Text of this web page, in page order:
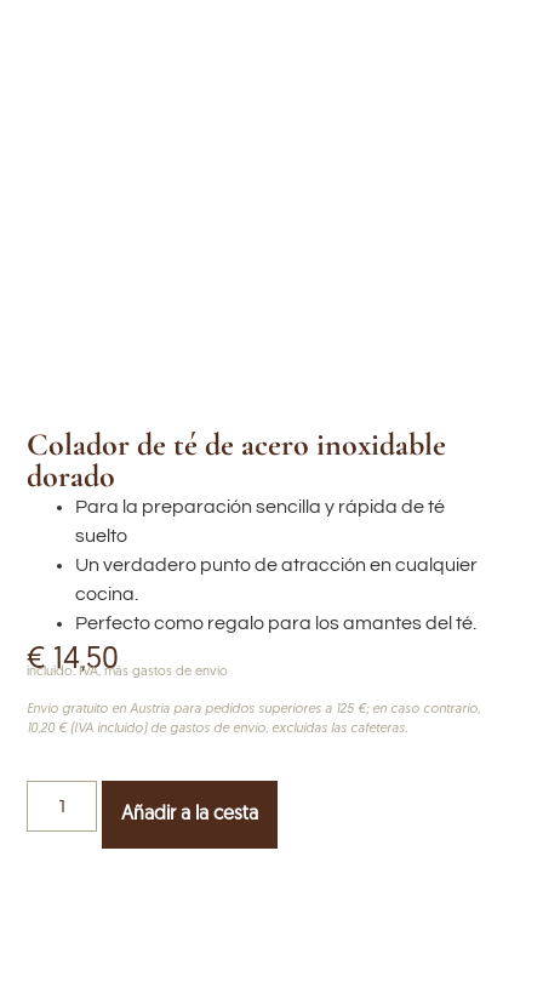
Colador de té de acero inoxidable
dorado
Para la preparación sencilla y rápida de té
suelto
Un verdadero punto de atracción en cualquier
cocina.
Perfecto como regalo para los amantes del té.
€14,50
incluido. IVA, más gastos de envío
Envío gratuito en Austria para pedidos superiores a 125 €; en caso contrario,
10,20 € (IVA incluido) de gastos de envío, excluidas las cafeteras.
Añadir a la cesta